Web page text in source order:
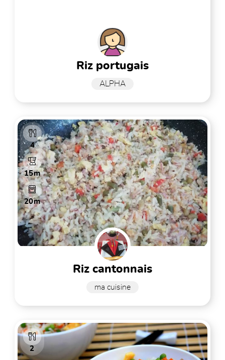
riz portugais
ALPHA
4
15m
20m
riz cantonnais
ma cuisine
2